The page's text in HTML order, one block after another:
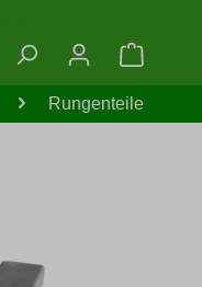
Rungenteile